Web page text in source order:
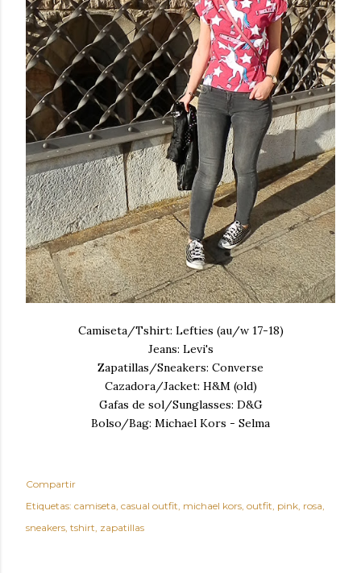
Camiseta/Tshirt: Lefties (au/w 17-18)
Jeans: Levi's
Zapatillas/Sneakers: Converse
Cazadora/Jacket: H&M (old)
Gafas de sol/Sunglasses: D&G
Bolso/Bag: Michael Kors - Selma
Compartir
Etiquetas: camiseta casual outfit michael kors outfit pink rosa
sneakers tshirt zapatillas